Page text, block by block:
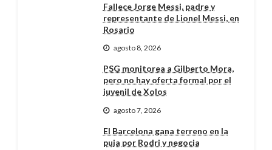
Fallece Jorge Messi, padre y
representante de Lionel Messi, en
Rosario
agosto 8, 2026
PSG monitorea a Gilberto Mora,
pero no hay oferta formal por el
juvenil de Xolos
agosto 7, 2026
El Barcelona gana terreno en la
puja por Rodri y negocia